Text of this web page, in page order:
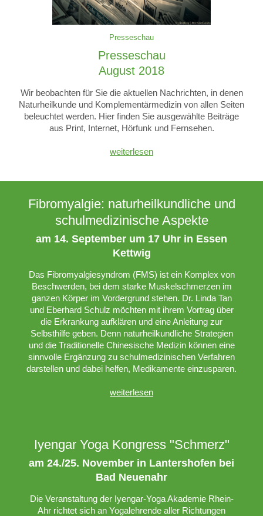
Presseschau
Presseschau
August 2018
Wir beobachten für Sie die aktuellen Nachrichten, in denen
Naturheilkunde und Komplementärmedizin von allen Seiten
beleuchtet werden. Hier finden Sie ausgewählte Beiträge
aus Print, Internet, Hörfunk und Fernsehen.
weiterlesen
Fibromyalgie: naturheilkundliche und
schulmedizinische Aspekte
am 14. September um 17 Uhr in Essen
Kettwig
Das Fibromyalgiesyndrom (FMS) ist ein Komplex von
Beschwerden, bei dem starke Muskelschmerzen im
ganzen Körper im Vordergrund stehen. Dr. Linda Tan
und Eberhard Schulz möchten mit ihrem Vortrag über
die Erkrankung aufklären und eine Anleitung zur
Selbsthilfe geben. Denn naturheilkundliche Strategien
und die Traditionelle Chinesische Medizin können eine
sinnvolle Ergänzung zu schulmedizinischen Verfahren
darstellen und dabei helfen, Medikamente einzusparen.
weiterlesen
Iyengar Yoga Kongress "Schmerz"
am 24./25. November in Lantershofen bei
Bad Neuenahr
Die Veranstaltung der Iyengar-Yoga Akademie Rhein-
Ahr richtet sich an Yogalehrende aller Richtungen